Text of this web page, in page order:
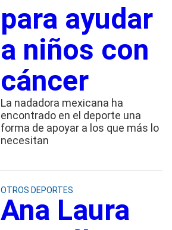
para ayudar
a niños con
cáncer
La nadadora mexicana ha
encontrado en el deporte una
forma de apoyar a los que más lo
necesitan
OTROS DEPORTES
Ana Laura